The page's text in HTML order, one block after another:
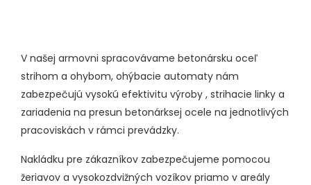
V našej armovni spracovávame betonársku oceľ
strihom a ohybom, ohýbacie automaty nám
zabezpečujú vysokú efektivitu výroby , strihacie linky a
zariadenia na presun betonárksej ocele na jednotlivých
pracoviskách v rámci prevádzky.
Nakládku pre zákazníkov zabezpečujeme pomocou
žeriavov a vysokozdvižných vozíkov priamo v areály